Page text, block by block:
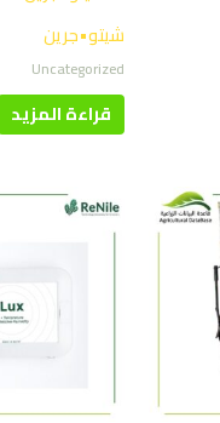
شيتو•جرين
Uncategorized
قراءة المزيد